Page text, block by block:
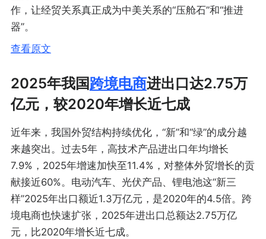
作，让经贸关系真正成为中美关系的“压舱石”和“推进
器”。
查看原文
2025年我国跨境电商进出口达2.75万
亿元，较2020年增长近七成
近年来，我国外贸结构持续优化，“新”和“绿”的成分越
来越突出。过去5年，高技术产品进出口年均增长
7.9%，2025年增速加快至11.4%，对整体外贸增长的贡
献接近60%。电动汽车、光伏产品、锂电池这“新三
样”2025年出口额近1.3万亿元，是2020年的4.5倍。跨
境电商也快速扩张，2025年进出口总额达2.75万亿
元，比2020年增长近七成。